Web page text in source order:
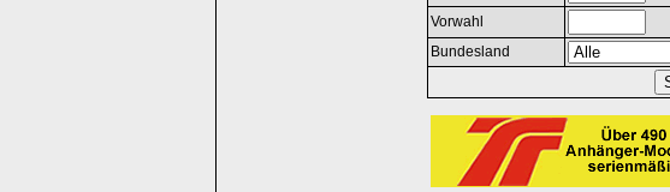
Vorwahl
Bundesland